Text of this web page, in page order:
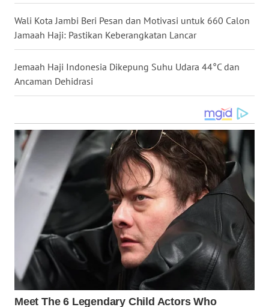
Wali Kota Jambi Beri Pesan dan Motivasi untuk 660 Calon
Jamaah Haji: Pastikan Keberangkatan Lancar
Jemaah Haji Indonesia Dikepung Suhu Udara 44°C dan
Ancaman Dehidrasi
BALI
KALBAR
WN
KALTARA
WN
KALSEL
WN
KALTIM
WN
SULSEL